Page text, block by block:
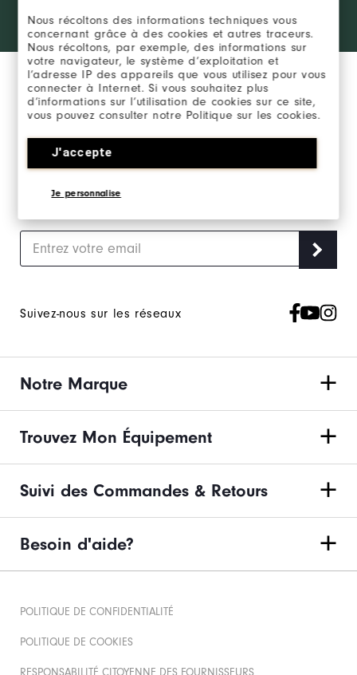
Nous récoltons des informations techniques vous
concernant grâce à des cookies et autres traceurs.
Nous récoltons, par exemple, des informations sur
votre navigateur, le système d’exploitation et
l’adresse IP des appareils que vous utilisez pour vous
connecter à Internet. Si vous souhaitez plus
d’informations sur l’utilisation de cookies sur ce site,
vous pouvez consulter notre Politique sur les cookies.
J'accepte
Je personnalise
products?
Learn More
SE CONNECTER
Inscrivez-vous à notre newsletter marketing et
recevez en exclusivité les actualités FootJoy.
Suivez-nous sur les réseaux
Notre Marque
Trouvez Mon Équipement
Suivi des Commandes & Retours
Besoin d'aide?
POLITIQUE DE CONFIDENTIALITÉ
POLITIQUE DE COOKIES